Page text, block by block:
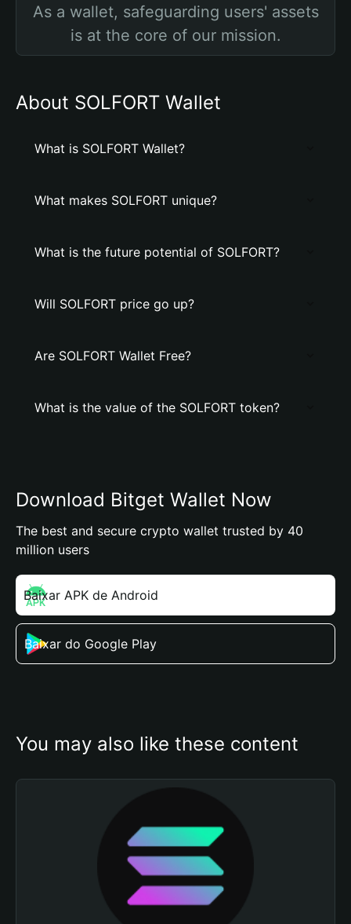
As a wallet, safeguarding users' assets
is at the core of our mission.
About SOLFORT Wallet
What is SOLFORT Wallet?
What makes SOLFORT unique?
What is the future potential of SOLFORT?
Will SOLFORT price go up?
Are SOLFORT Wallet Free?
What is the value of the SOLFORT token?
Download Bitget Wallet Now
The best and secure crypto wallet trusted by 40
million users
Baixar APK de Android
Baixar do Google Play
You may also like these content